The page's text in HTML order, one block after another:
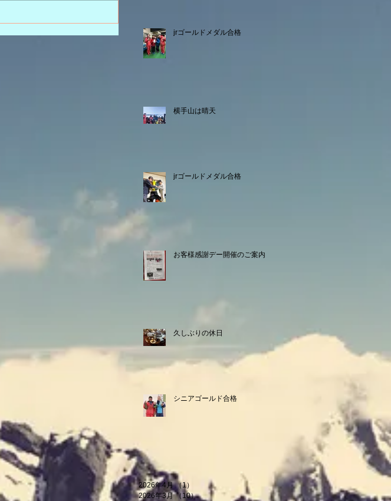
jrゴールドメダル合格
横手山は晴天
jrゴールドメダル合格
お客様感謝デー開催のご案内
久しぶりの休日
シニアゴールド合格
2026年4月 （1）
1件の記事
2026年3月 （10）10件の記事